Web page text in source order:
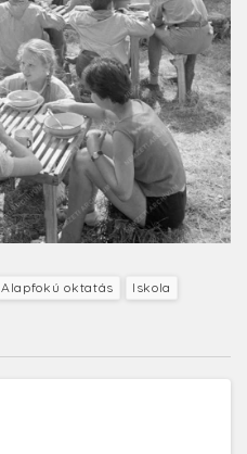
Alapfokú oktatás
Iskola